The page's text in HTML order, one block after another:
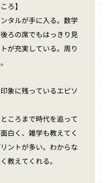
ろ】
タルが手に入る。数学
ろの席でもはっきり見
が充実している。周り
象に残っているエピソ
ころまで時代を追って
白く、雑学も教えてく
ントが多い。わからな
教えてくれる。